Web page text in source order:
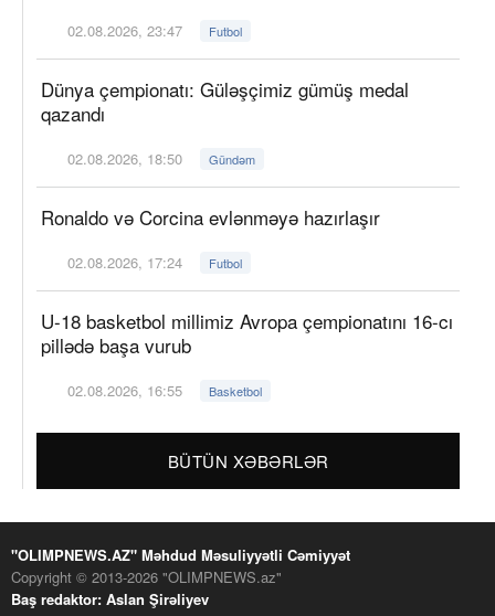
02.08.2026, 23:47 Futbol
Dünya çempionatı: Güləşçimiz gümüş medal
qazandı
02.08.2026, 18:50 Gündəm
Ronaldo və Corcina evlənməyə hazırlaşır
02.08.2026, 17:24 Futbol
U-18 basketbol millimiz Avropa çempionatını 16-cı
pillədə başa vurub
02.08.2026, 16:55 Basketbol
BÜTÜN XƏBƏRLƏR
"OLIMPNEWS.AZ" Məhdud Məsuliyyətli Cəmiyyət
Copyright © 2013-2026 "OLIMPNEWS.az"
Baş redaktor: Aslan Şirəliyev